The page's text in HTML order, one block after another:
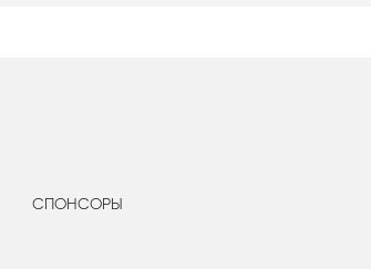
СПОНСОРЫ